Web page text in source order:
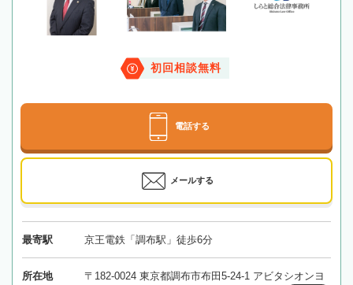
初回相談無料
電話する
メールする
最寄駅 京王電鉄「調布駅」徒歩6分
所在地
〒182-0024 東京都調布市布田5-24-1 アビタシオンヨ